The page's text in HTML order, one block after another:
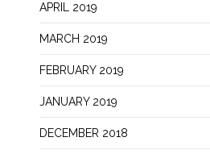
APRIL 2019
MARCH 2019
FEBRUARY 2019
JANUARY 2019
DECEMBER 2018